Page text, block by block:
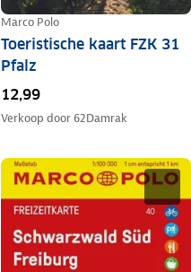
Marco Polo
Toeristische kaart FZK 31
Pfalz
12,99
Verkoop door 62Damrak